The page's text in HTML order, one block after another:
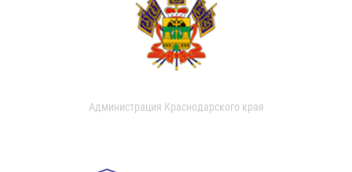
Администрация Краснодарского края